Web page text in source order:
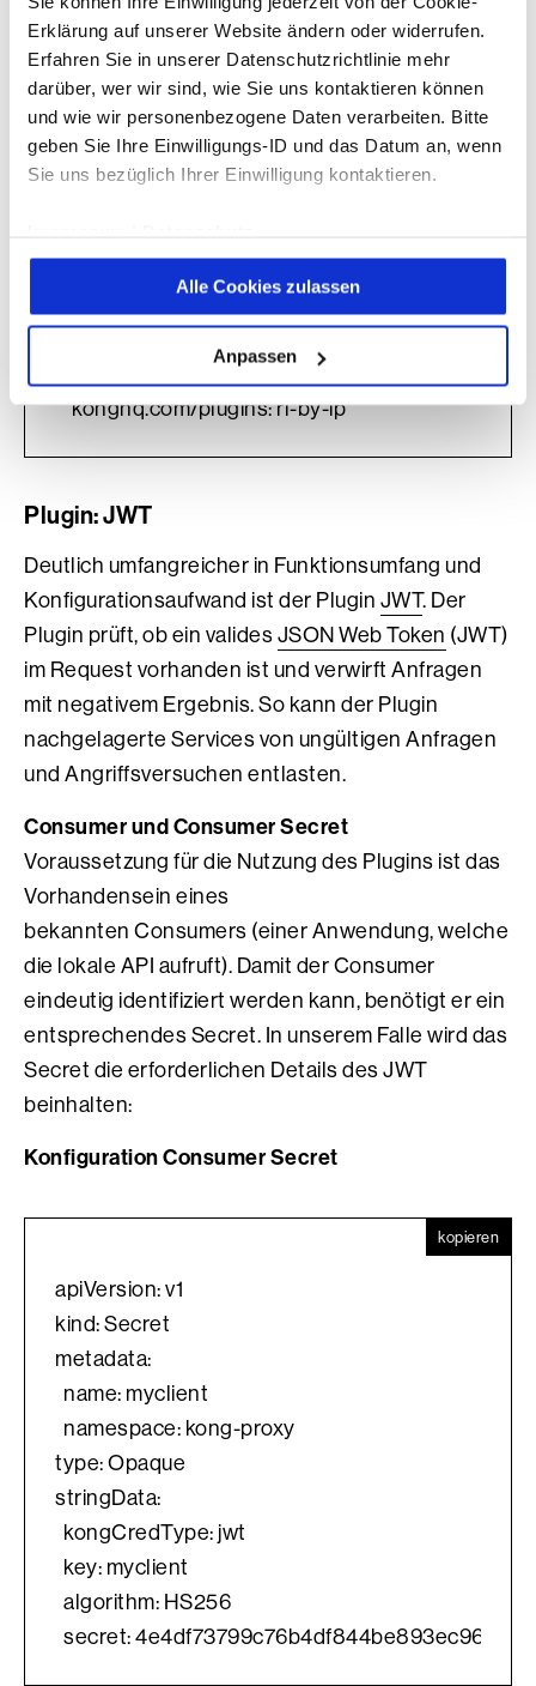
Erklärung auf unserer Website ändern oder widerrufen.
Erfahren Sie in unserer Datenschutzrichtlinie mehr
darüber, wer wir sind, wie Sie uns kontaktieren können
und wie wir personenbezogene Daten verarbeiten. Bitte
geben Sie Ihre Einwilligungs-ID und das Datum an, wenn
Sie uns bezüglich Ihrer Einwilligung kontaktieren.
Alle Cookies zulassen
Anpassen
via Annotation am entsprechenden Service
vermerkt werden:
Konfiguration Service mit Rate Limiting
    konghq.com/plugins: rl-by-ip
Plugin: JWT
Deutlich umfangreicher in Funktionsumfang und
Konfigurationsaufwand ist der Plugin JWT. Der
Plugin prüft, ob ein valides JSON Web Token (JWT)
im Request vorhanden ist und verwirft Anfragen
mit negativem Ergebnis. So kann der Plugin
nachgelagerte Services von ungültigen Anfragen
und Angriffsversuchen entlasten.
Consumer und Consumer Secret
Voraussetzung für die Nutzung des Plugins ist das
Vorhandensein eines
bekannten Consumers (einer Anwendung, welche
die lokale API aufruft). Damit der Consumer
eindeutig identifiziert werden kann, benötigt er ein
entsprechendes Secret. In unserem Falle wird das
Secret die erforderlichen Details des JWT
beinhalten:
Konfiguration Consumer Secret
kopieren
apiVersion: v1
kind: Secret
metadata:
  name: myclient
  namespace: kong-proxy
type: Opaque
stringData:
  kongCredType: jwt
  key: myclient
  algorithm: HS256
secret: